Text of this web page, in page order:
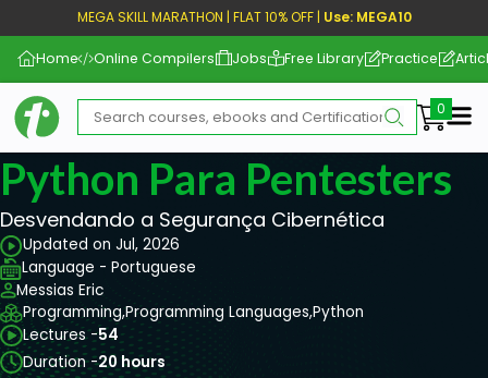
MEGA SKILL MARATHON | FLAT 10% OFF | Use: MEGA10
Home Online Compilers Jobs Free Library Practice
Python Para Pentesters
Desvendando a Segurança Cibernética
Updated on Jul, 2026
Language - Portuguese
Messias Eric
Programming,Programming Languages,Python
Lectures -54
Duration -20 hours